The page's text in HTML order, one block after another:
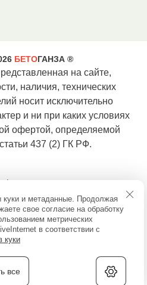
БЕТОГАНЗА ®
на сайте,
наличия, технических
носит исключительно
и ни при каких условиях
офертой, определяемой
437 (2) ГК РФ.
300 43 54
679 00 40
персональных данных
информация
сайта
куки и метаданные. Продолжая
свое согласие на обработку
метрических
в соответствии с
куки
все